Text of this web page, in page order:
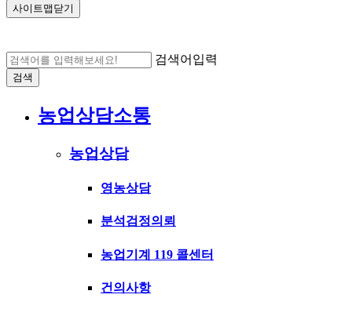
사이트맵닫기
검색어입력
검색
농업상담소통
농업상담
영농상담
분석검정의뢰
농업기계 119 콜센터
건의사항